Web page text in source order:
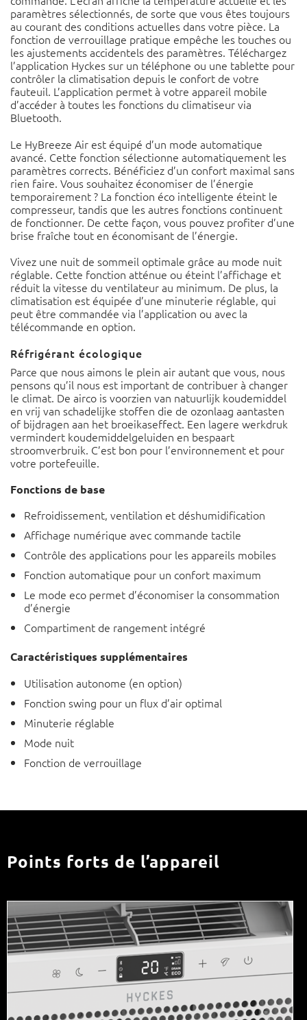
paramètres sélectionnés, de sorte que vous êtes toujours
au courant des conditions actuelles dans votre pièce. La
fonction de verrouillage pratique empêche les touches ou
les ajustements accidentels des paramètres. Téléchargez
l’application Hyckes sur un téléphone ou une tablette pour
contrôler la climatisation depuis le confort de votre
fauteuil. L’application permet à votre appareil mobile
d’accéder à toutes les fonctions du climatiseur via
Bluetooth.
Le HyBreeze Air est équipé d’un mode automatique
avancé. Cette fonction sélectionne automatiquement les
paramètres corrects. Bénéficiez d’un confort maximal sans
rien faire. Vous souhaitez économiser de l’énergie
temporairement ? La fonction éco intelligente éteint le
compresseur, tandis que les autres fonctions continuent
de fonctionner. De cette façon, vous pouvez profiter d’une
brise fraîche tout en économisant de l’énergie.
Vivez une nuit de sommeil optimale grâce au mode nuit
réglable. Cette fonction atténue ou éteint l’affichage et
réduit la vitesse du ventilateur au minimum. De plus, la
climatisation est équipée d’une minuterie réglable, qui
peut être commandée via l’application ou avec la
télécommande en option.
Réfrigérant écologique
Parce que nous aimons le plein air autant que vous, nous
pensons qu’il nous est important de contribuer à changer
le climat. De airco is voorzien van natuurlijk koudemiddel
en vrij van schadelijke stoffen die de ozonlaag aantasten
of bijdragen aan het broeikaseffect. Een lagere werkdruk
vermindert koudemiddelgeluiden en bespaart
stroomverbruik. C’est bon pour l’environnement et pour
votre portefeuille.
Fonctions de base
Refroidissement, ventilation et déshumidification
Affichage numérique avec commande tactile
Contrôle des applications pour les appareils mobiles
Fonction automatique pour un confort maximum
Le mode eco permet d’économiser la consommation
d’énergie
Compartiment de rangement intégré
Caractéristiques supplémentaires
Utilisation autonome (en option)
Fonction swing pour un flux d’air optimal
Minuterie réglable
Mode nuit
Fonction de verrouillage
Points forts de l’appareil